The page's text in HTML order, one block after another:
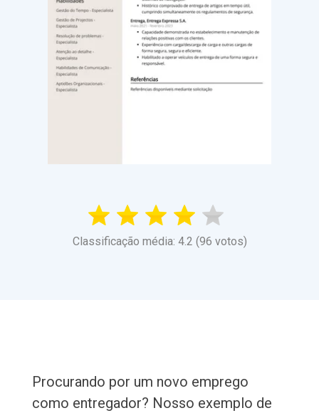
Classificação média: 4.2 (96 votos)
Procurando por um novo emprego
como entregador? Nosso exemplo de